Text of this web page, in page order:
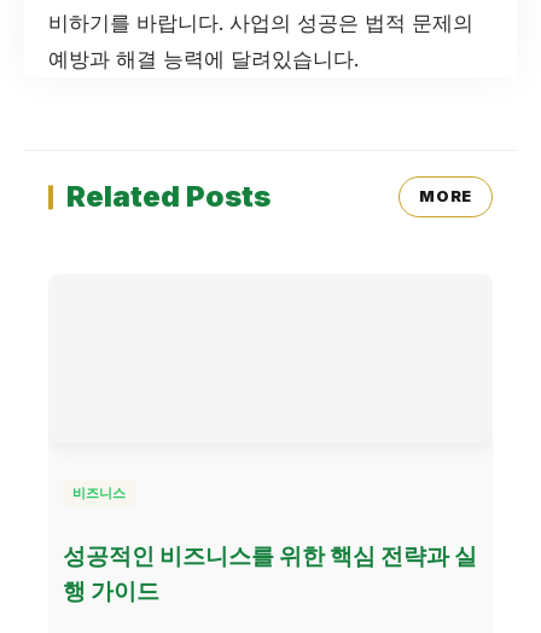
비하기를 바랍니다. 사업의 성공은 법적 문제의
예방과 해결 능력에 달려있습니다.
Related Posts MORE
비즈니스
성공적인 비즈니스를 위한 핵심 전략과 실
행 가이드